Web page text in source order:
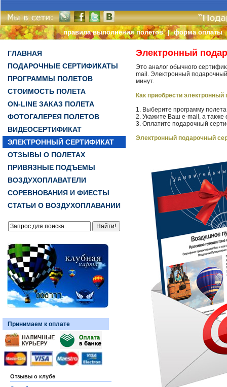
правила выполнения полетов|форма оплаты
ГЛАВНАЯ
ПОДАРОЧНЫЕ СЕРТИФИКАТЫ
ПРОГРАММЫ ПОЛЕТОВ
СТОИМОСТЬ ПОЛЕТА
ON-LINE ЗАКАЗ ПОЛЕТА
ФОТОГАЛЕРЕЯ ПОЛЕТОВ
ВИДЕОСЕРТИФИКАТ
ЭЛЕКТРОННЫЙ СЕРТИФИКАТ
ОТЗЫВЫ О ПОЛЕТАХ
ПРИВЯЗНЫЕ ПОДЪЕМЫ
ВОЗДУХОПЛАВАТЕЛИ
СОРЕВНОВАНИЯ И ФИЕСТЫ
СТАТЬИ О ВОЗДУХОПЛАВАНИИ
Принимаем к оплате
Отзывы о клубе
Электронный
Это аналог обычного
mail. Электронный
минут.
Как приобрести
1. Выберите программу
2. Укажите Ваш e-mail, а
3. Оплатите подарочный
Электронный подарочный